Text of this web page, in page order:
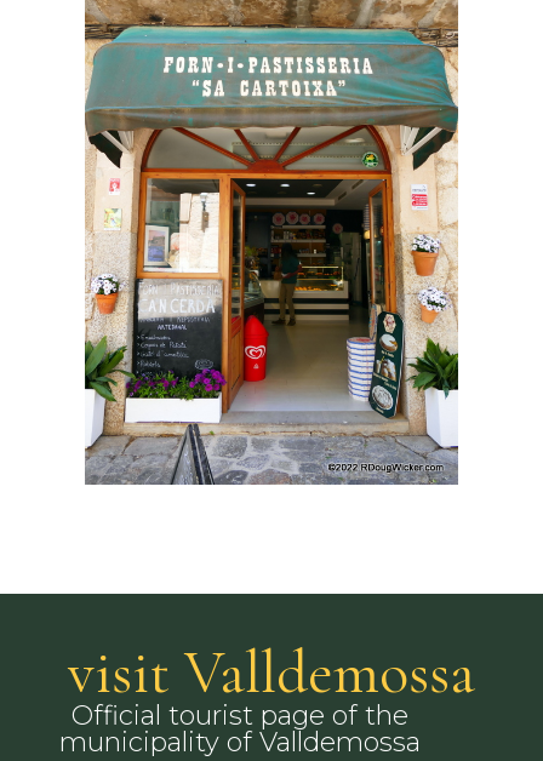
visit Valldemossa
Official tourist page of the
municipality of Valldemossa